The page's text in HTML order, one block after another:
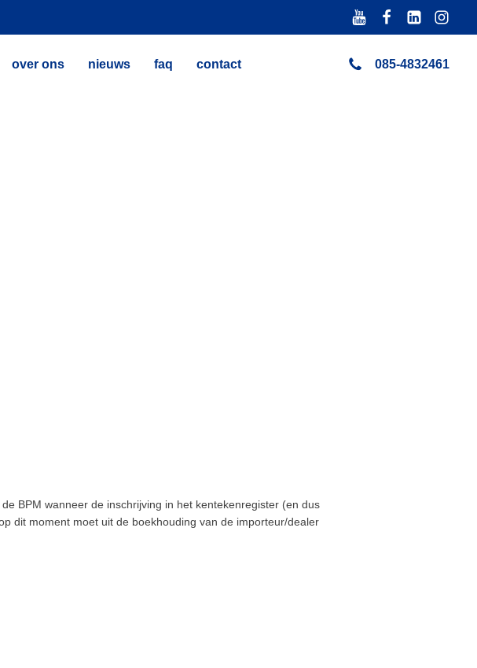
over ons nieuws faq contact 085-4832461
BPM wanneer de inschrijving in het kentekenregister (en dus
dit moment moet uit de boekhouding van de importeur/dealer